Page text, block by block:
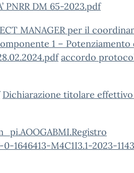
PNRR DM 65-2023.pdf
MANAGER per il
1 – Potenziamento
accordo
Dichiarazione titolare
1646413-M4C1I3.1-2023-